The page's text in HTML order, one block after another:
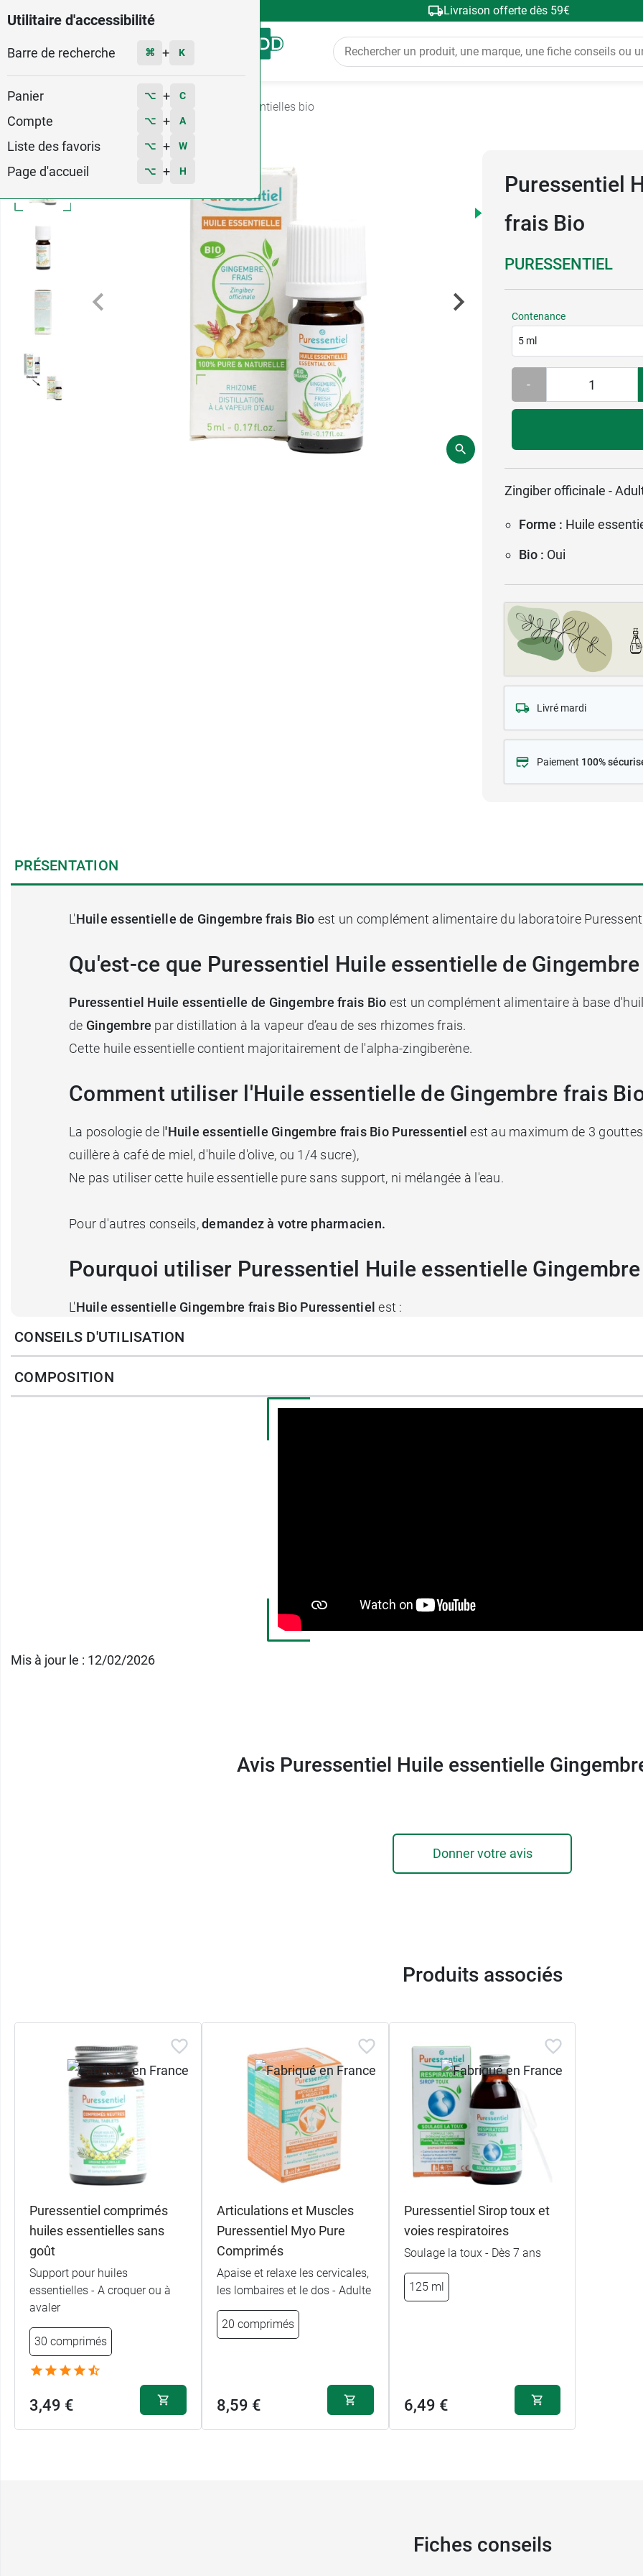
Utilitaire d'accessibilité
Barre de recherche ⌘ + K
Panier ⌥ + C
Compte ⌥ + A
Liste des favoris ⌥ + W
Page d'accueil ⌥ + H
Livraison offerte dès 59€
Menu
Huiles essentielles bio
Puressentiel
frais Bio
PURESSENTIEL
Contenance
5 ml
-
Zingiber officinale -
Forme : Huile
Bio : Oui
Livré mardi
Paiement 100%
PRÉSENTATION
L'Huile essentielle de Gingembre frais Bio est un complément alimentaire du laboratoire
Qu'est-ce que Puressentiel Huile essentielle de
Puressentiel Huile essentielle de Gingembre frais Bio est un complément alimentaire à base
de Gingembre par distillation à la vapeur d’eau de ses rhizomes frais.
Cette huile essentielle contient majoritairement de l'alpha-zingiberène.
Comment utiliser l'Huile essentielle de Gingembre frais
La posologie de l'Huile essentielle Gingembre frais Bio Puressentielest au maximum de 3
cuillère à café de miel, d'huile d'olive, ou 1/4 sucre),
Ne pas utiliser cette huile essentielle pure sans support, ni mélangée à l'eau.
Pour d'autres conseils,demandez à votre pharmacien.
Pourquoi utiliser Puressentiel Huile essentielle
L'Huile essentielle Gingembre frais Bio Puressentielest :
100% pure & naturelle,
Chémotypée : c'est une huile Essentielle HEBBD - Huile Essentielle Botaniquement et
Certifiée Agriculture Biologique.
Equivalence : 1ml => 19 gouttes
Précautions d'emploi de Puressentiel Huile essentielle
Ne pas dépasser la dose journalière recommandée.
Ne se substitue pas à une alimentation variée et équilibrée et à un mode de vie sain.
huile essentielle bio de Ylang ylang de Puressentiel.
CONSEILS D'UTILISATION
COMPOSITION
Mis à jour le : 12/02/2026
Avis Puressentiel Huile essentielle
Donner votre avis
Produits associés
Puressentiel comprimés
huiles essentielles sans
goût
Support pour huiles
essentielles - A croquer ou à
avaler
30 comprimés
3,49 €
Articulations et Muscles
Puressentiel Myo Pure
Comprimés
Apaise et relaxe les cervicales,
les lombaires et le dos - Adulte
20 comprimés
8,59 €
Puressentiel Sirop toux et
voies respiratoires
Soulage la toux - Dès 7 ans
125 ml
6,49 €
Fiches conseils